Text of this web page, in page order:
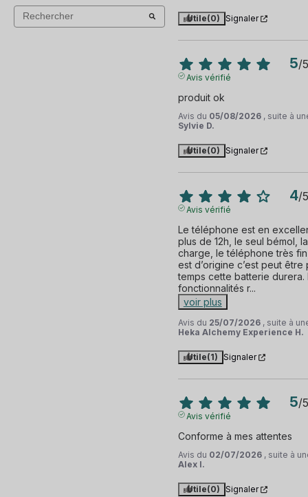
Utile(0) Signaler
5/5
Avis vérifié
produit ok
Avis du 05/08/2026 , suite à
Sylvie D.
Utile(0) Signaler
4/5
Avis vérifié
Le téléphone est en
plus de 12h, le seul bémol,
charge, le téléphone très
est d’origine c’est peut
temps cette batterie
fonctionnalités r...
voir plus
Avis du 25/07/2026 , suite à
Heka Alchemy Experience H.
Utile(1) Signaler
5/5
Avis vérifié
Conforme à mes attentes
Avis du 02/07/2026 , suite à
Alex I.
Utile(0) Signaler